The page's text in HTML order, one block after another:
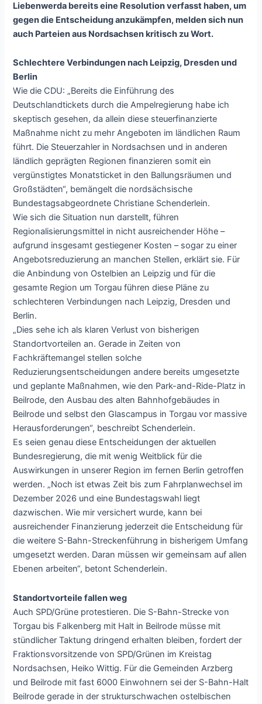
Liebenwerda bereits eine Resolution verfasst haben, um
gegen die Entscheidung anzukämpfen, melden sich nun
auch Parteien aus Nordsachsen kritisch zu Wort.
Schlechtere Verbindungen nach Leipzig, Dresden und
Berlin
Wie die CDU: „Bereits die Einführung des
Deutschlandtickets durch die Ampelregierung habe ich
skeptisch gesehen, da allein diese steuerfinanzierte
Maßnahme nicht zu mehr Angeboten im ländlichen Raum
führt. Die Steuerzahler in Nordsachsen und in anderen
ländlich geprägten Regionen finanzieren somit ein
vergünstigtes Monatsticket in den Ballungsräumen und
Großstädten“, bemängelt die nordsächsische
Bundestagsabgeordnete Christiane Schenderlein.
Wie sich die Situation nun darstellt, führen
Regionalisierungsmittel in nicht ausreichender Höhe –
aufgrund insgesamt gestiegener Kosten – sogar zu einer
Angebotsreduzierung an manchen Stellen, erklärt sie. Für
die Anbindung von Ostelbien an Leipzig und für die
gesamte Region um Torgau führen diese Pläne zu
schlechteren Verbindungen nach Leipzig, Dresden und
Berlin.
„Dies sehe ich als klaren Verlust von bisherigen
Standortvorteilen an. Gerade in Zeiten von
Fachkräftemangel stellen solche
Reduzierungsentscheidungen andere bereits umgesetzte
und geplante Maßnahmen, wie den Park-and-Ride-Platz in
Beilrode, den Ausbau des alten Bahnhofgebäudes in
Beilrode und selbst den Glascampus in Torgau vor massive
Herausforderungen“, beschreibt Schenderlein.
Es seien genau diese Entscheidungen der aktuellen
Bundesregierung, die mit wenig Weitblick für die
Auswirkungen in unserer Region im fernen Berlin getroffen
werden. „Noch ist etwas Zeit bis zum Fahrplanwechsel im
Dezember 2026 und eine Bundestagswahl liegt
dazwischen. Wie mir versichert wurde, kann bei
ausreichender Finanzierung jederzeit die Entscheidung für
die weitere S-Bahn-Streckenführung in bisherigem Umfang
umgesetzt werden. Daran müssen wir gemeinsam auf allen
Ebenen arbeiten“, betont Schenderlein.
Standortvorteile fallen weg
Auch SPD/Grüne protestieren. Die S-Bahn-Strecke von
Torgau bis Falkenberg mit Halt in Beilrode müsse mit
stündlicher Taktung dringend erhalten bleiben, fordert der
Fraktionsvorsitzende von SPD/Grünen im Kreistag
Nordsachsen, Heiko Wittig. Für die Gemeinden Arzberg
und Beilrode mit fast 6000 Einwohnern sei der S-Bahn-Halt
Beilrode gerade in der strukturschwachen ostelbischen